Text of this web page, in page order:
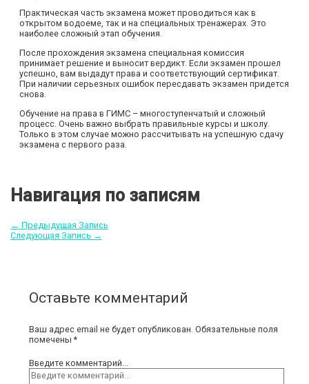
Практическая часть экзамена может проводиться как в
открытом водоеме, так и на специальных тренажерах. Это
наиболее сложный этап обучения.
После прохождения экзамена специальная комиссия
принимает решение и выносит вердикт. Если экзамен прошел
успешно, вам выдадут права и соответствующий сертификат.
При наличии серьезных ошибок пересдавать экзамен придется
снова.
Обучение на права в ГИМС – многоступенчатый и сложный
процесс. Очень важно выбрать правильные курсы и школу.
Только в этом случае можно рассчитывать на успешную сдачу
экзамена с первого раза.
Навигация по записям
← Предыдущая Запись
Следующая Запись →
Оставьте комментарий
Ваш адрес email не будет опубликован. Обязательные поля
помечены*
Введите комментарий...